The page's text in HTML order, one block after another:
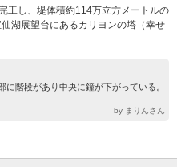
工し、堤体積約114万立方メートルの
湖展望台にあるカリヨンの塔（幸せ
階段があり中央に鐘が下がっている。
by まりんさん